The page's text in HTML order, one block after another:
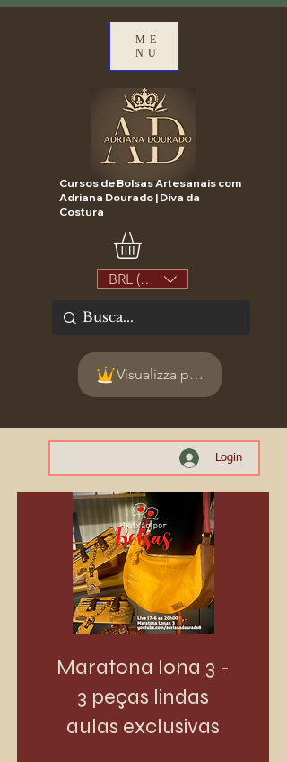
ME
NU
Cursos de Bolsas Artesanais com
Adriana Dourado | Diva da
Costura
BRL (R$)
Visualizza punti
Login
Maratona lona 3 -
3 peças lindas
aulas exclusivas